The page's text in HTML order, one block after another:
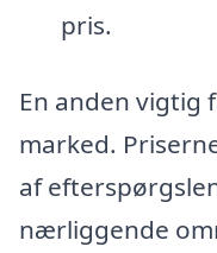
pris.
En anden vigtig
marked.
af
nærliggende